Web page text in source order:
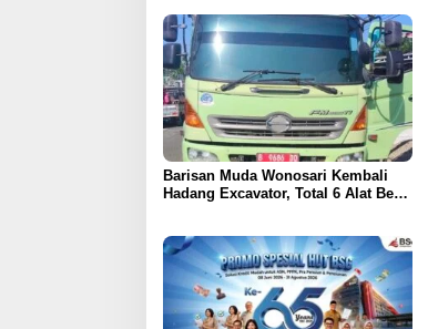
Barisan Muda Wonosari Kembali
Hadang Excavator, Total 6 Alat Berat